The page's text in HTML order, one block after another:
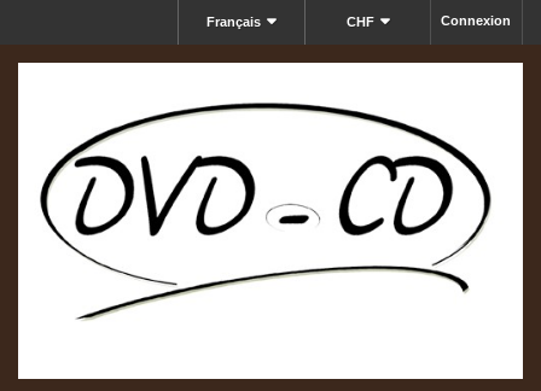
Connexion
CHF
Français